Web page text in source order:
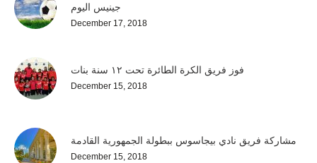
جينيس اليوم
December 17, 2018
فوز فريق الكرة الطائرة تحت ١٢ سنة بنات
December 15, 2018
مشاركة فريق نادي بيجاسوس ببطولة الجمهورية القادمة
December 15, 2018